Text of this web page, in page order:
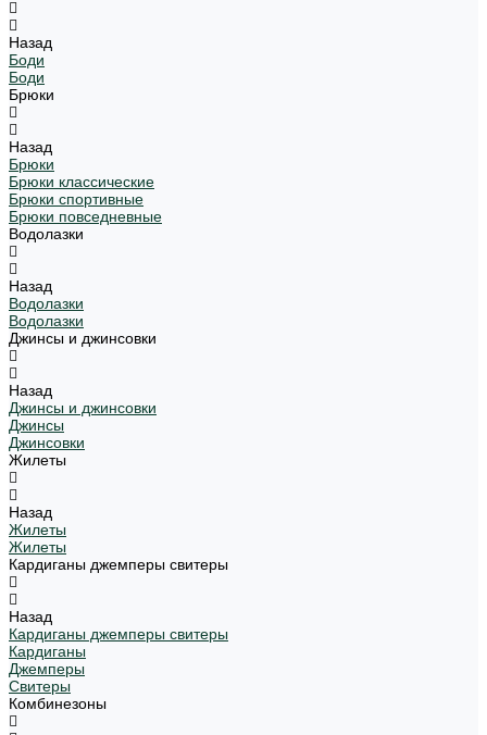
Назад
Боди
Боди
Брюки
Назад
Брюки
Брюки классические
Брюки спортивные
Брюки повседневные
Водолазки
Назад
Водолазки
Водолазки
Джинсы и джинсовки
Назад
Джинсы и джинсовки
Джинсы
Джинсовки
Жилеты
Назад
Жилеты
Жилеты
Кардиганы джемперы свитеры
Назад
Кардиганы джемперы свитеры
Кардиганы
Джемперы
Свитеры
Комбинезоны